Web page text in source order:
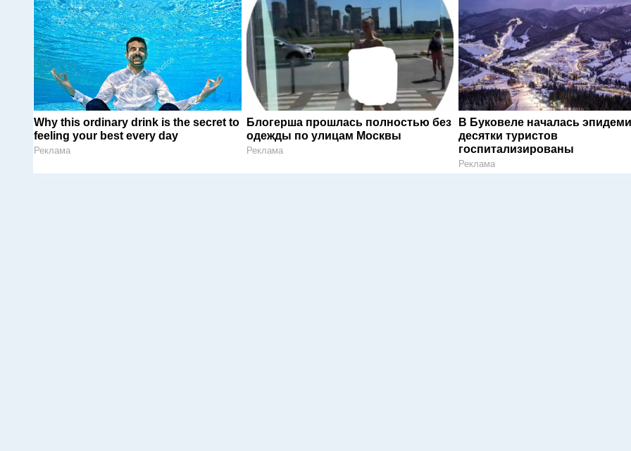
Why this ordinary drink is the secret to
feeling your best every day
Реклама
Блогерша прошлась полностью без
одежды по улицам Москвы
Реклама
В Буковеле началась
десятки туристов
госпитализированы
Реклама